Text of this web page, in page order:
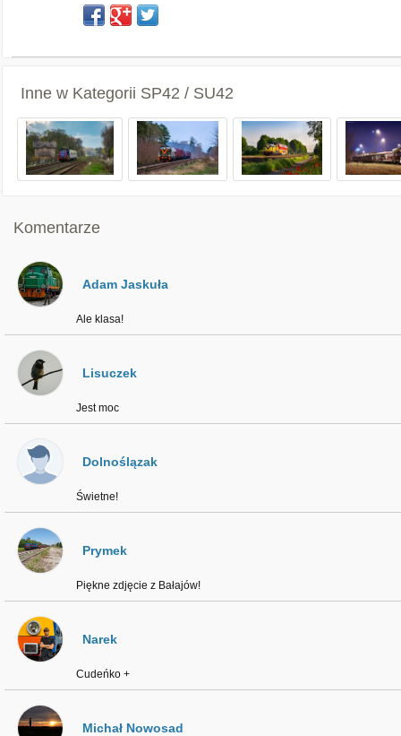
Inne w Kategorii SP42 / SU42
Komentarze
Adam Jaskuła
Ale klasa!
Lisuczek
Jest moc
Dolnoślązak
Świetne!
Prymek
Piękne zdjęcie z Bałajów!
Narek
Cudeńko +
Michał Nowosad